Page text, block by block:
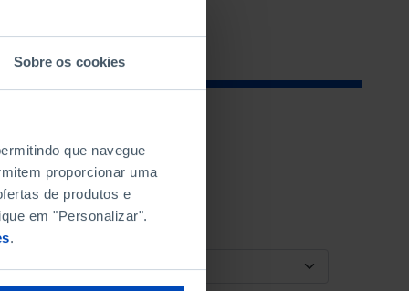
Sobre os cookies
que navegue
proporcionar uma
de produtos e
em "Personalizar".
.
ORDENAR POR